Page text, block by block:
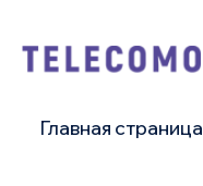
Главная страница